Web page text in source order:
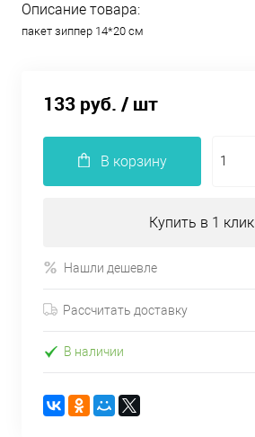
Описание товара:
пакет зиппер 14*20 см
133 руб. / шт
В корзину
Купить в 1 клик
Нашли дешевле
Рассчитать доставку
В наличии